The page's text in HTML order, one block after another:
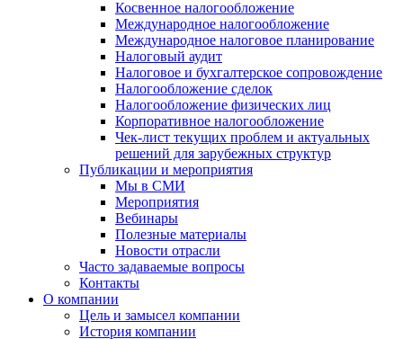
Косвенное налогообложение
Международное налогообложение
Международное налоговое планирование
Налоговый аудит
Налоговое и бухгалтерское сопровождение
Налогообложение сделок
Налогообложение физических лиц
Корпоративное налогообложение
Чек-лист текущих проблем и актуальных
решений для зарубежных структур
Публикации и мероприятия
Мы в СМИ
Мероприятия
Вебинары
Полезные материалы
Новости отрасли
Часто задаваемые вопросы
Контакты
О компании
Цель и замысел компании
История компании